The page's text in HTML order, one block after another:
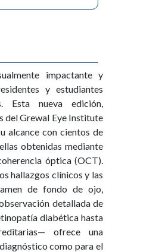
impactante y
y estudiantes
Esta nueva edición,
del Grewal Eye Institute
alcance con cientos de
obtenidas mediante
óptica (OCT).
hallazgos clínicos y las
de fondo de ojo,
detallada de
diabética hasta
ofrece una
como para el